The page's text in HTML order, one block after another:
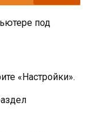
под
«Настройки».